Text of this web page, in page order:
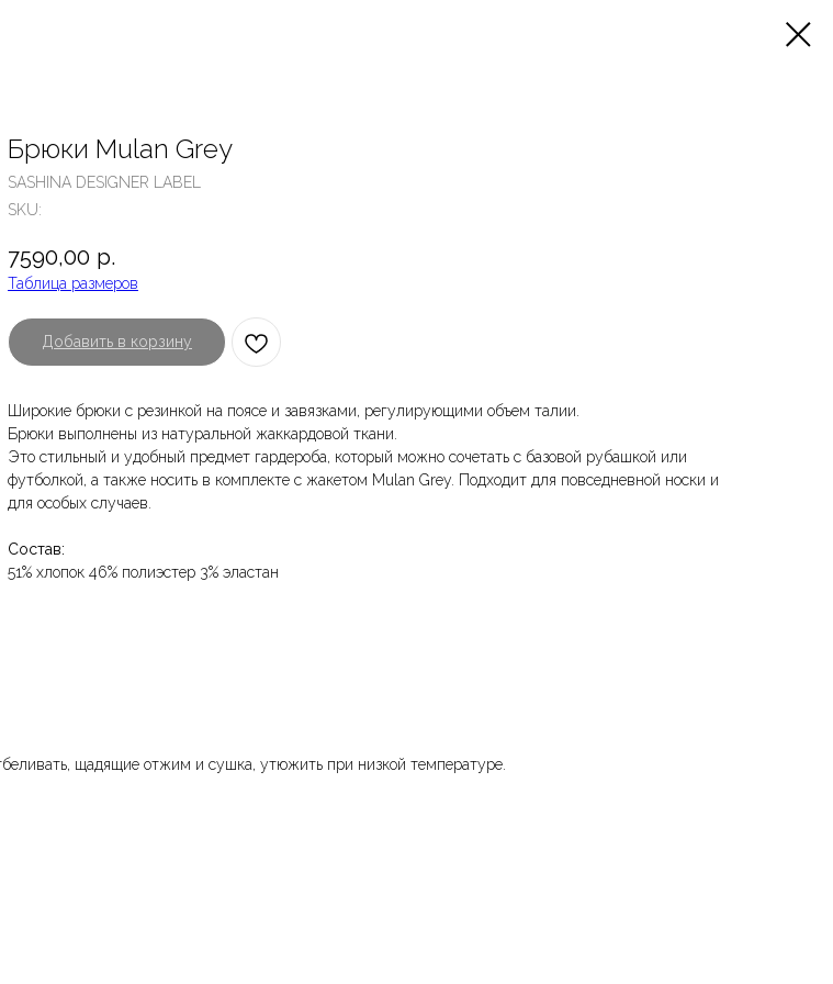
Брюки Mulan Grey
SASHINA DESIGNER LABEL
SKU:
7590,00 р.
Таблица размеров
Добавить в корзину
Широкие брюки с резинкой на поясе и завязками, регулирующими объем талии.
Брюки выполнены из натуральной жаккардовой ткани.
Это стильный и удобный предмет гардероба, который можно сочетать с базовой рубашкой или
футболкой, а также носить в комплекте с жакетом Mulan Grey. Подходит для повседневной носки и
для особых случаев.
Состав:
51% хлопок 46% полиэстер 3% эластан
щадящие отжим и сушка, утюжить при низкой температуре.